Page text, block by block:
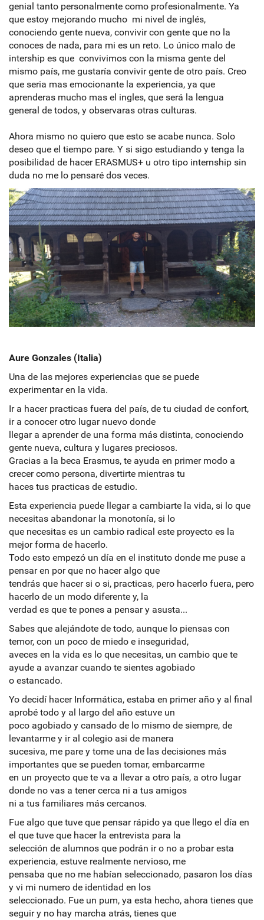
genial tanto personalmente como profesionalmente. Ya
que estoy mejorando mucho mi nivel de inglés,
conociendo gente nueva, convivir con gente que no la
conoces de nada, para mi es un reto. Lo único malo de
intership es que convivimos con la misma gente del
mismo país, me gustaría convivir gente de otro país. Creo
que seria mas emocionante la experiencia, ya que
aprenderas mucho mas el ingles, que será la lengua
general de todos, y observaras otras culturas.
Ahora mismo no quiero que esto se acabe nunca. Solo
deseo que el tiempo pare. Y si sigo estudiando y tenga la
posibilidad de hacer ERASMUS+ u otro tipo internship sin
duda no me lo pensaré dos veces.
Aure Gonzales (Italia)
Una de las mejores experiencias que se puede
experimentar en la vida.
Ir a hacer practicas fuera del país, de tu ciudad de confort,
ir a conocer otro lugar nuevo donde
llegar a aprender de una forma más distinta, conociendo
gente nueva, cultura y lugares preciosos.
Gracias a la beca Erasmus, te ayuda en primer modo a
crecer como persona, divertirte mientras tu
haces tus practicas de estudio.
Esta experiencia puede llegar a cambiarte la vida, si lo que
necesitas abandonar la monotonía, si lo
que necesitas es un cambio radical este proyecto es la
mejor forma de hacerlo.
Todo esto empezó un día en el instituto donde me puse a
pensar en por que no hacer algo que
tendrás que hacer si o si, practicas, pero hacerlo fuera, pero
hacerlo de un modo diferente y, la
verdad es que te pones a pensar y asusta...
Sabes que alejándote de todo, aunque lo piensas con
temor, con un poco de miedo e inseguridad,
aveces en la vida es lo que necesitas, un cambio que te
ayude a avanzar cuando te sientes agobiado
o estancado.
Yo decidí hacer Informática, estaba en primer año y al final
aprobé todo y al largo del año estuve un
poco agobiado y cansado de lo mismo de siempre, de
levantarme y ir al colegio asi de manera
sucesiva, me pare y tome una de las decisiones más
importantes que se pueden tomar, embarcarme
en un proyecto que te va a llevar a otro país, a otro lugar
donde no vas a tener cerca ni a tus amigos
ni a tus familiares más cercanos.
Fue algo que tuve que pensar rápido ya que llego el día en
el que tuve que hacer la entrevista para la
selección de alumnos que podrán ir o no a probar esta
experiencia, estuve realmente nervioso, me
pensaba que no me habían seleccionado, pasaron los días
y vi mi numero de identidad en los
seleccionado. Fue un pum, ya esta hecho, ahora tienes que
seguir y no hay marcha atrás, tienes que